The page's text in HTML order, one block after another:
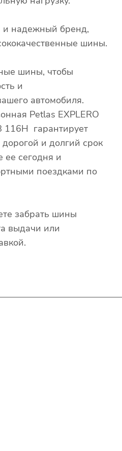
и надежный бренд,
шины.
шины, чтобы
и
автомобиля.
Petlas EXPLERO
116H гарантирует
и долгий срок
ее сегодня и
поездками по
забрать шины
выдачи или